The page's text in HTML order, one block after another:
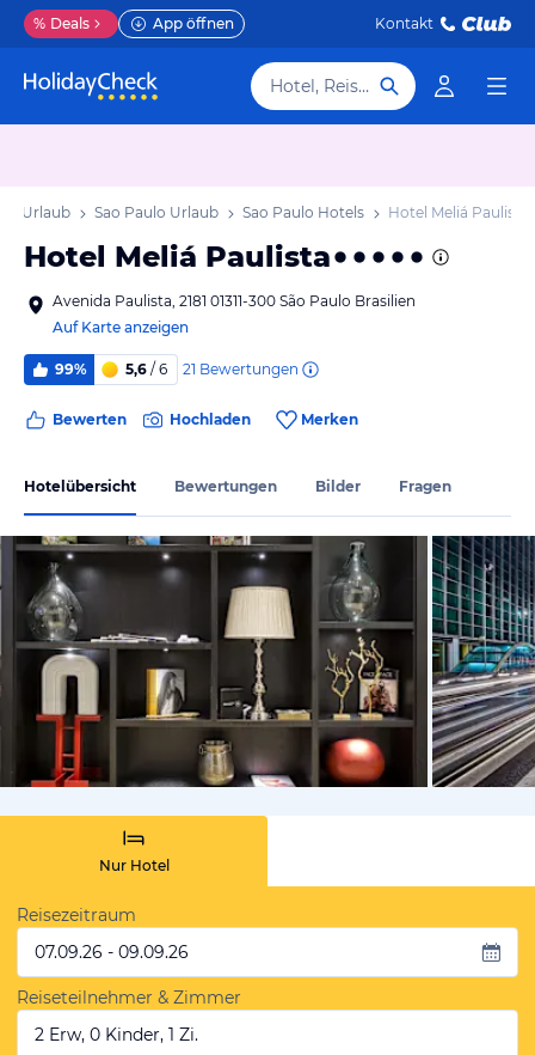
% Deals App öffnen Kontakt
Hotel, Reiseziel
Urlaub Sao Paulo Urlaub Sao Paulo Hotels Hotel Meliá Paulista
Hotel Meliá Paulista
Avenida Paulista, 2181 01311-300 São Paulo Brasilien
Auf Karte anzeigen
99% 5,6 / 6 21 Bewertungen
Bewerten Hochladen Merken
Hotelübersicht Bewertungen Bilder Fragen
von
Nur Hotel
Reisezeitraum
07.09.26 - 09.09.26
Reiseteilnehmer & Zimmer
2 Erw, 0 Kinder, 1 Zi.